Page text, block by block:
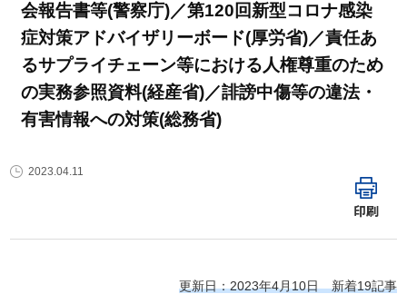
会報告書等(警察庁)／第120回新型コロナ感染
症対策アドバイザリーボード(厚労省)／責任あ
るサプライチェーン等における人権尊重のため
の実務参照資料(経産省)／誹謗中傷等の違法・
有害情報への対策(総務省)
2023.04.11
印刷
更新日：2023年4月10日 新着19記事